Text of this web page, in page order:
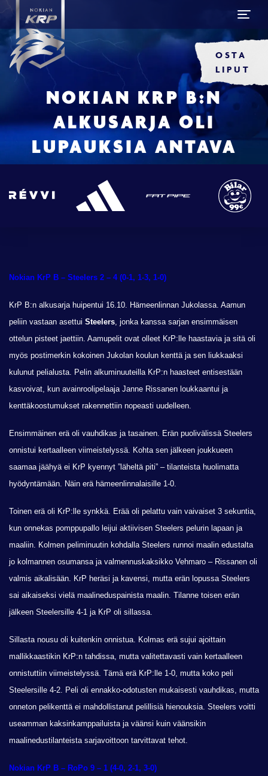
OSTA
LIPUT
NOKIAN KRP B:N
ALKUSARJA OLI
LUPAUKSIA ANTAVA
Nokian KrP B – Steelers 2 – 4 (0-1, 1-3, 1-0)
KrP B:n alkusarja huipentui 16.10. Hämeenlinnan Jukolassa. Aamun
peliin vastaan asettui Steelers , jonka kanssa sarjan ensimmäisen
ottelun pisteet jaettiin. Aamupelit ovat olleet KrP:lle haastavia ja sitä oli
myös postimerkin kokoinen Jukolan koulun kenttä ja sen liukkaaksi
kulunut pelialusta. Pelin alkuminuuteilla KrP:n haasteet entisestään
kasvoivat, kun avainroolipelaaja Janne Rissanen loukkaantui ja
kenttäkoostumukset rakennettiin nopeasti uudelleen.
Ensimmäinen erä oli vauhdikas ja tasainen. Erän puolivälissä Steelers
onnistui kertaalleen viimeistelyssä. Kohta sen jälkeen joukkueen
saamaa jäähyä ei KrP kyennyt ”läheltä piti” – tilanteista huolimatta
hyödyntämään. Näin erä hämeenlinnalaisille 1-0.
Toinen erä oli KrP:lle synkkä. Erää oli pelattu vain vaivaiset 3 sekuntia,
kun onnekas pomppupallo leijui aktiivisen Steelers pelurin lapaan ja
maaliin. Kolmen peliminuutin kohdalla Steelers runnoi maalin edustalta
jo kolmannen osumansa ja valmennuskaksikko Vehmaro – Rissanen oli
valmis aikalisään. KrP heräsi ja kavensi, mutta erän lopussa Steelers
sai aikaiseksi vielä maalineduspainista maalin. Tilanne toisen erän
jälkeen Steelersille 4-1 ja KrP oli sillassa.
Sillasta nousu oli kuitenkin onnistua. Kolmas erä sujui ajoittain
mallikkaastikin KrP:n tahdissa, mutta valitettavasti vain kertaalleen
onnistuttiin viimeistelyssä. Tämä erä KrP:lle 1-0, mutta koko peli
Steelersille 4-2. Peli oli ennakko-odotusten mukaisesti vauhdikas, mutta
onneton pelikenttä ei mahdollistanut pelillisiä hienouksia. Steelers voitti
useamman kaksinkamppailuista ja väänsi kuin väänsikin
maalinedustilanteista sarjavoittoon tarvittavat tehot.
Nokian KrP B – RoPo 9 – 1 (4-0, 2-1, 3-0)